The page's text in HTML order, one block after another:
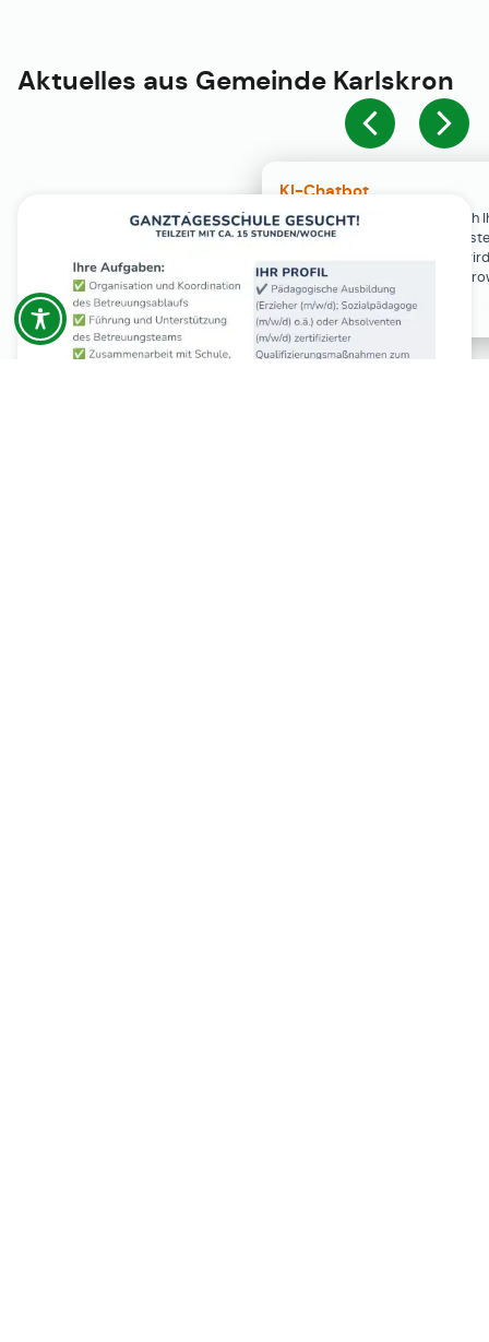
KI-Chatbot
Der KI-Chatbot steht erst nach
Einwilligung in den Cookie-
Verfügung. Der Chat-Verlauf
ausschließlich lokal in Ihrem
gespeichert.
Aktuelles aus Gemeinde Karlskron